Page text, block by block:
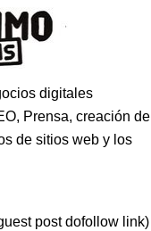
digitales
Prensa, creación de
de sitios web y los
post dofollow link)